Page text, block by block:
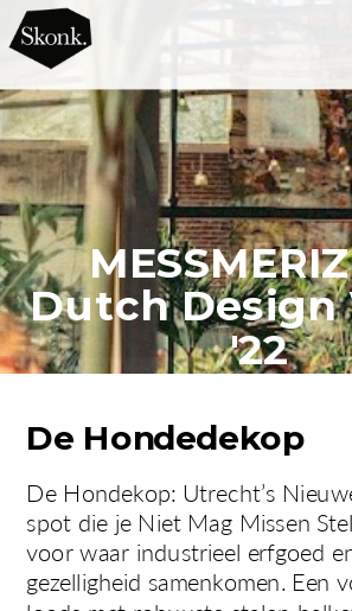
Dutch
'22
De Hondedekop
De Hondekop: Utrecht’s
spot die je Niet Mag Missen
voor waar industrieel erfgoed
gezelligheid samenkomen. Een